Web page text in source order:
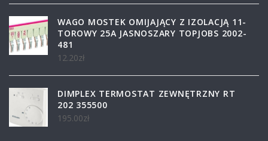
WAGO MOSTEK OMIJAJĄCY Z IZOLACJĄ 11-
TOROWY 25A JASNOSZARY TOPJOBS 2002-
481
12.20zł
DIMPLEX TERMOSTAT ZEWNĘTRZNY RT
202 355500
195.00zł